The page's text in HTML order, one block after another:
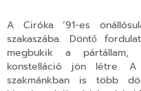
A Ciróka ’91-es
szakaszába. Döntő
megbukik a pártállam,
konstelláció jön létre.
szakmánkban is több